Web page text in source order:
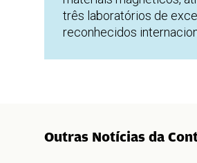
três laboratórios de
reconhecidos
Outras Notícias da